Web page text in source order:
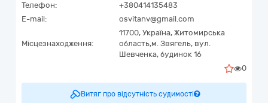
Телефон:
+380414135483
E-mail:
osvitanv@gmail.com
Місцезнаходження:
11700, Україна, Житомирська
область,м. Звягель, вул.
Шевченка, будинок 16
0
Витяг про відсутність судимості